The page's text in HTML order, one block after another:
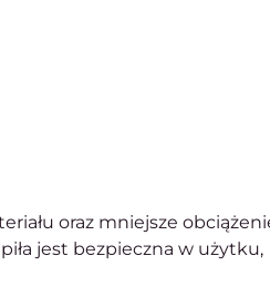
oraz mniejsze
jest bezpieczna w użytku,